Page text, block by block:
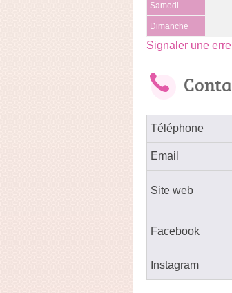
Samedi
Dimanche
Signaler une
Téléphone
Email
Site web
Facebook
Instagram